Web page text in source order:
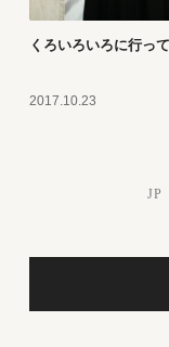
くろいろいろに行っ
2017.10.23
JP